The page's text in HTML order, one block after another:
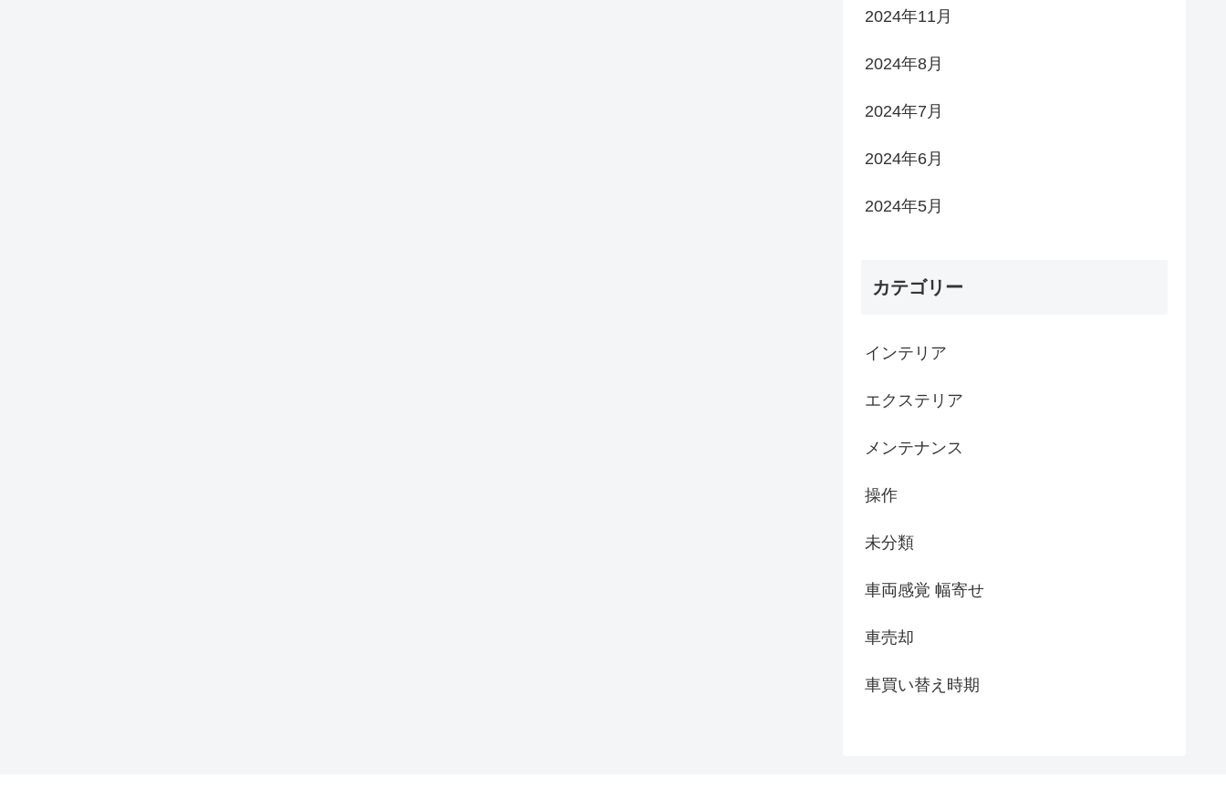
2024年11月
2024年8月
2024年7月
2024年6月
2024年5月
カテゴリー
インテリア
エクステリア
メンテナンス
操作
未分類
車両感覚 幅寄せ
車売却
車買い替え時期